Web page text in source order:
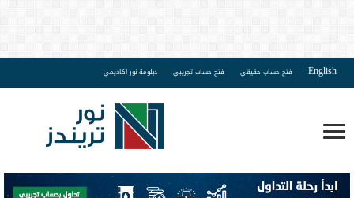
English فتح حساب حقيقي فتح حساب تجريبي دبلومة نور اكاديمي